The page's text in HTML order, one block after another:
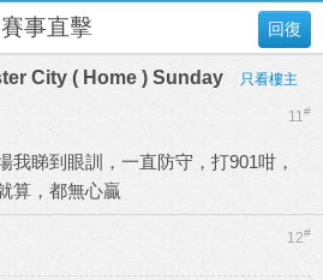
回復
賽事直擊
City ( Home ) Sunday 只看樓主
11#
我睇到眼訓，一直防守，打901咁，
算，都無心贏
12#